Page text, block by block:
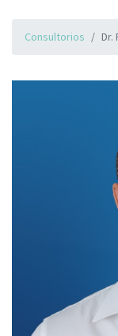
Consultorios Dr.